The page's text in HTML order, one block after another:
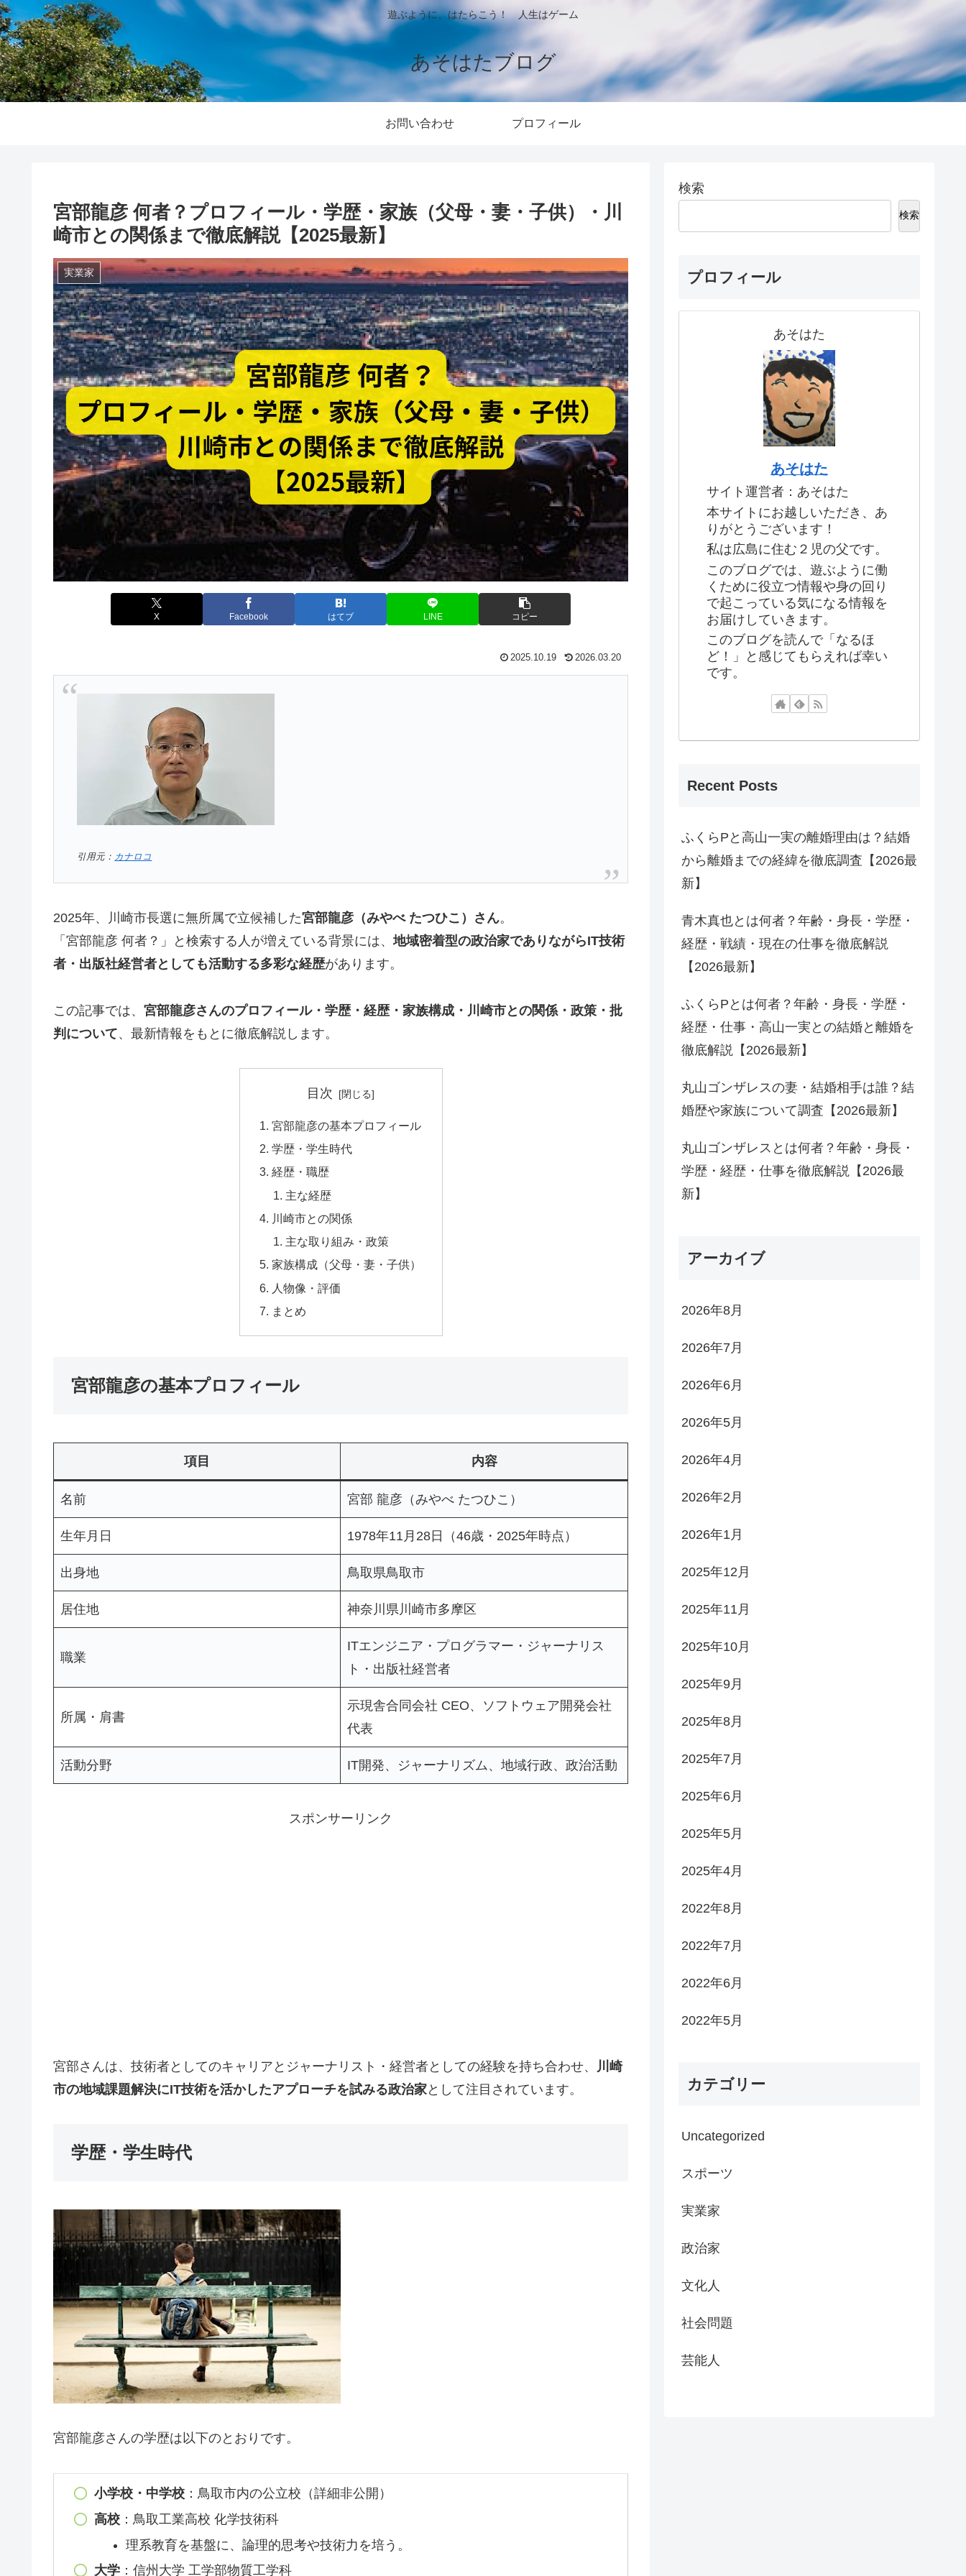
遊ぶように、はたらこう！ 人生はゲーム
あそはたブログ
お問い合わせ プロフィール
宮部龍彦 何者？プロフィール・学歴・家族（父母・妻・子供）・川
崎市との関係まで徹底解説【2025最新】
実業家
X Facebook はてブ LINE コピー
2025.10.19 2026.03.20
引用元： カナロコ
2025年、川崎市長選に無所属で立候補した宮部龍彦（みやべ たつひこ）さん。
「宮部龍彦 何者？」と検索する人が増えている背景には、地域密着型の政治家でありながらIT技術
者・出版社経営者としても活動する多彩な経歴があります。
この記事では、 宮部龍彦さんのプロフィール・学歴・経歴・家族構成・川崎市との関係・政策・批
判について、最新情報をもとに徹底解説します。
目次
宮部龍彦の基本プロフィール
学歴・学生時代
経歴・職歴
主な経歴
川崎市との関係
主な取り組み・政策
家族構成（父母・妻・子供）
人物像・評価
まとめ
宮部龍彦の基本プロフィール
項目 内容
名前 宮部 龍彦（みやべ たつひこ）
生年月日 1978年11月28日（46歳・2025年時点）
出身地 鳥取県鳥取市
居住地 神奈川県川崎市多摩区
職業
ITエンジニア・プログラマー・ジャーナリス
ト・出版社経営者
所属・肩書
示現舎合同会社 CEO、ソフトウェア開発会社
代表
活動分野 IT開発、ジャーナリズム、地域行政、政治活動
スポンサーリンク
宮部さんは、技術者としてのキャリアとジャーナリスト・経営者としての経験を持ち合わせ、
川崎
市の地域課題解決にIT技術を活かしたアプローチを試みる政治家として注目されています。
学歴・学生時代
宮部龍彦さんの学歴は以下のとおりです。
小学校・中学校 ：鳥取市内の公立校（詳細非公開）
高校 ：鳥取工業高校 化学技術科
理系教育を基盤に、論理的思考や技術力を培う。
大学 ：信州大学 工学部物質工学科
検索
検索
プロフィール
あそはた
あそはた
サイト運営者：あそはた
本サイトにお越しいただき、あ
りがとうございます！
私は広島に住む２児の父です。
このブログでは、遊ぶように働
くために役立つ情報や身の回り
で起こっている気になる情報を
お届けしていきます。
このブログを読んで「なるほ
ど！」と感じてもらえれば幸い
です。
Recent Posts
ふくらPと高山一実の離婚理由は？結婚
から離婚までの経緯を徹底調査【2026最
新】
青木真也とは何者？年齢・身長・学歴・
経歴・戦績・現在の仕事を徹底解説
【2026最新】
ふくらPとは何者？年齢・身長・学歴・
経歴・仕事・高山一実との結婚と離婚を
徹底解説【2026最新】
丸山ゴンザレスの妻・結婚相手は誰？結
婚歴や家族について調査【2026最新】
丸山ゴンザレスとは何者？年齢・身長・
学歴・経歴・仕事を徹底解説【2026最
新】
アーカイブ
2026年8月
2026年7月
2026年6月
2026年5月
2026年4月
2026年2月
2026年1月
2025年12月
2025年11月
2025年10月
2025年9月
2025年8月
2025年7月
2025年6月
2025年5月
2025年4月
2022年8月
2022年7月
2022年6月
2022年5月
カテゴリー
Uncategorized
スポーツ
実業家
政治家
文化人
社会問題
芸能人